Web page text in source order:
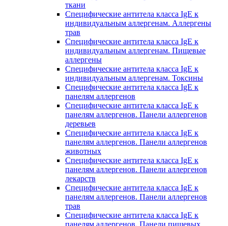
ткани
Специфические антитела класса IgE к
индивидуальным аллергенам. Аллергены
трав
Специфические антитела класса IgE к
индивидуальным аллергенам. Пищевые
аллергены
Специфические антитела класса IgE к
индивидуальным аллергенам. Токсины
Специфические антитела класса IgE к
панелям аллергенов
Специфические антитела класса IgE к
панелям аллергенов. Панели аллергенов
деревьев
Специфические антитела класса IgE к
панелям аллергенов. Панели аллергенов
животных
Специфические антитела класса IgE к
панелям аллергенов. Панели аллергенов
лекарств
Специфические антитела класса IgE к
панелям аллергенов. Панели аллергенов
трав
Специфические антитела класса IgE к
панелям аллергенов. Панели пищевых